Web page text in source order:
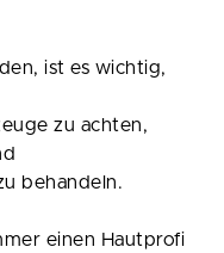
ist es wichtig,
zu achten,
behandeln.
einen Hautprofi